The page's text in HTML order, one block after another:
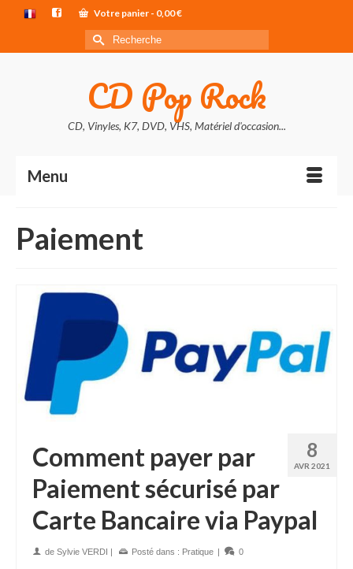
Votre panier - 0,00€
Rechercher :
CD Pop Rock
CD, Vinyles, K7, DVD, VHS, Matériel d'occasion...
Menu
Paiement
8
AVR 2021
Comment payer par
Paiement sécurisé par
Carte Bancaire via Paypal
deSylvie VERDI | Posté dans : Pratique | 0